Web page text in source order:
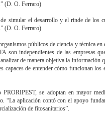
(D. O. Ferraro)
simular el desarrollo y el rinde de los
(D. O. Ferraro)
públicos de ciencia y técnica en
son independientes de las empresas
de manera objetiva la información
de entender cómo funcionan los
se adoptan en mayor
“La aplicación contó con el apoyo
de fitosanitarios”.